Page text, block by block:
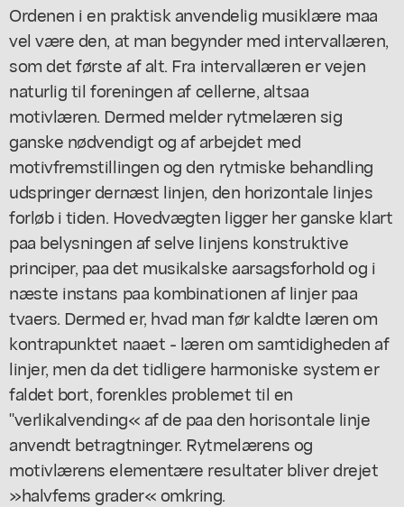
Ordenen i en praktisk anvendelig musiklære maa
vel være den, at man begynder med intervallæren,
som det første af alt. Fra intervallæren er vejen
naturlig til foreningen af cellerne, altsaa
motivlæren. Dermed melder rytmelæren sig
ganske nødvendigt og af arbejdet med
motivfremstillingen og den rytmiske behandling
udspringer dernæst linjen, den horizontale linjes
forløb i tiden. Hovedvægten ligger her ganske klart
paa belysningen af selve linjens konstruktive
principer, paa det musikalske aarsagsforhold og i
næste instans paa kombinationen af linjer paa
tvaers. Dermed er, hvad man før kaldte læren om
kontrapunktet naaet - læren om samtidigheden af
linjer, men da det tidligere harmoniske system er
faldet bort, forenkles problemet til en
"verlikalvending« af de paa den horisontale linje
anvendt betragtninger. Rytmelærens og
motivlærens elementære resultater bliver drejet
»halvfems grader« omkring.